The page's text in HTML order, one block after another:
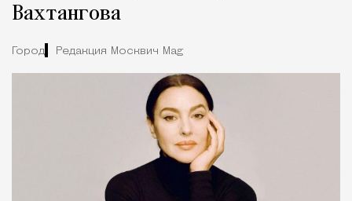
Вахтангова
Город Редакция Москвич Mag